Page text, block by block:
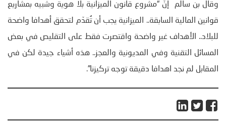
وقال بن سالم إنّ “مشروع قانون الميزانية بلا هوية وشبيه بمشاريع
قوانين المالية السابقة.. الميزانية يجب أن تُقدّم لتحقق أهدافا واضحة
للبلاد.. الأهداف غير واضحة واقتصرت فقط على التقليص في بعض
المسائل التقنية وفي المديونية والعجز.. هذه أشياء جيدة لكن في
المقابل لم نجد اهدافا دقيقة توجه تركيزنا”.